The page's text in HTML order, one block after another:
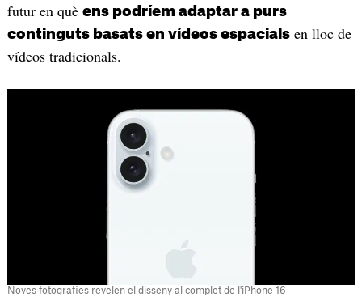
futur en què ens podríem adaptar a purs
continguts basats en vídeos espacialsen lloc de
vídeos tradicionals.
Noves fotografies revelen el disseny al complet de l'iPhone 16